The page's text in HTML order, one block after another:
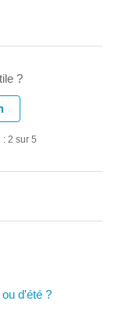
?
2 sur 5
d'été ?